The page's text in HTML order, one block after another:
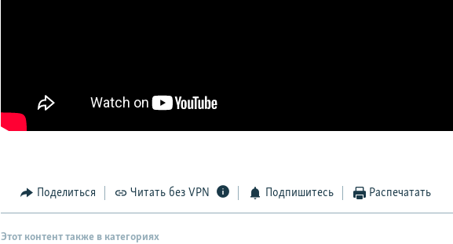
Поделиться Читать без VPN Подпишитесь Распечатать
Этот контент также в категориях